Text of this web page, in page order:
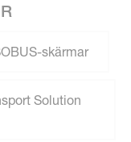
skärmar
Solution